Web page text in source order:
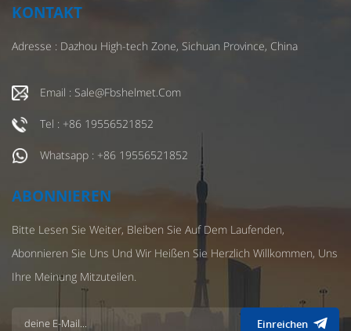
KONTAKT
Adresse : Dazhou High-tech Zone, Sichuan Province, China
Email : Sale@fbshelmet.com
Tel : +86 19556521852
Whatsapp : +86 19556521852
ABONNIEREN
Bitte Lesen Sie Weiter, Bleiben Sie Auf Dem Laufenden,
Abonnieren Sie Uns Und Wir Heißen Sie Herzlich Willkommen, Uns
Ihre Meinung Mitzuteilen.
Einreichen